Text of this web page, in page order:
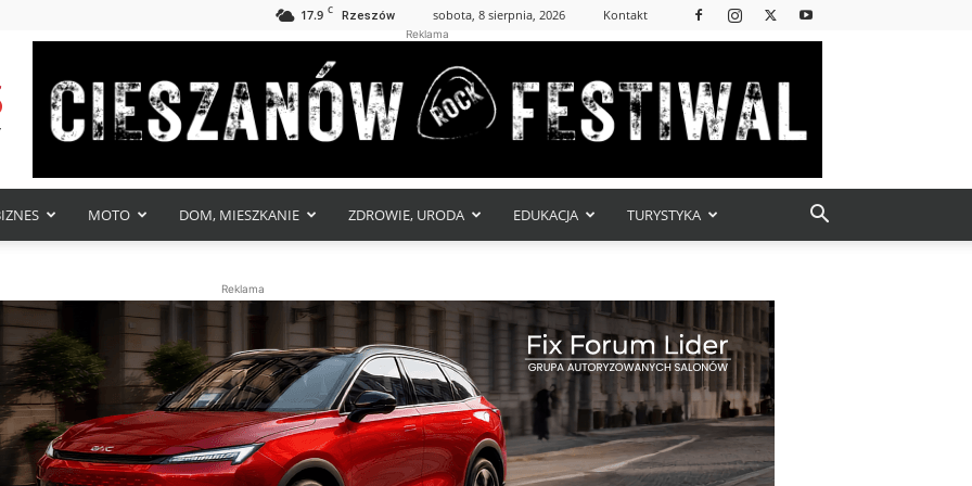
17.9 C Rzeszów sobota, 8 sierpnia, 2026 Kontakt
Reklama
MOTO DOM, MIESZKANIE ZDROWIE, URODA EDUKACJA TURYSTYKA
Reklama